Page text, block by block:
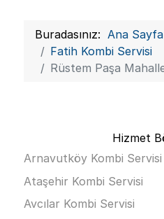
Buradasınız: Ana Sayfa
Fatih Kombi Servisi
Rüstem Paşa
Hizmet
Arnavutköy Kombi Servisi
Ataşehir Kombi Servisi
Avcılar Kombi Servisi